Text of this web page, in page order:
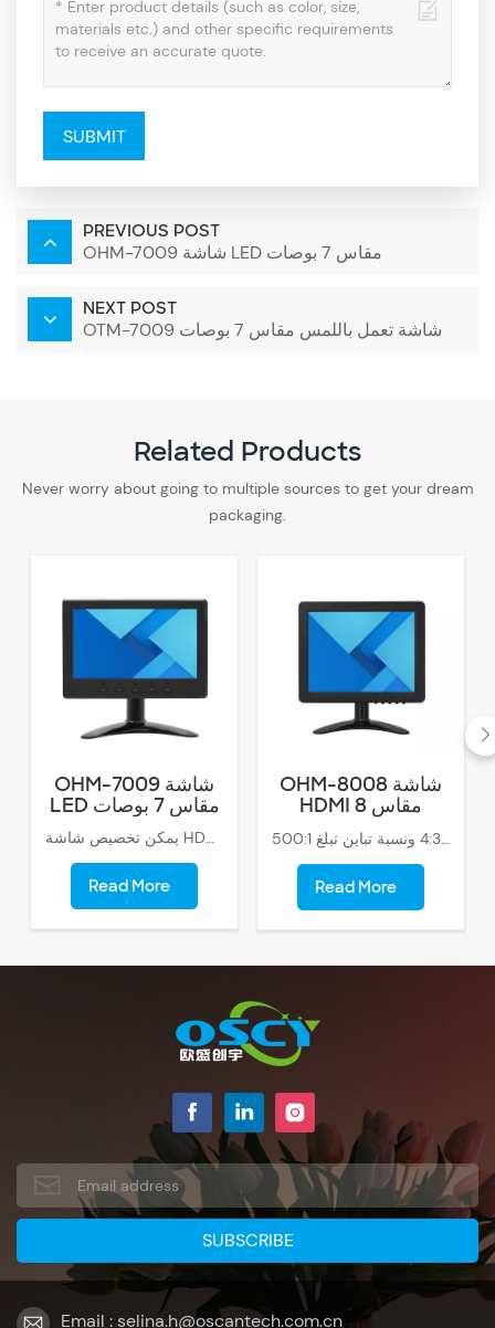
SUBMIT
PREVIOUS POST
OHM-7009 شاشة LED مقاس 7 بوصات
NEXT POST
OTM-7009 شاشة تعمل باللمس مقاس 7 بوصات
Related Products
Never worry about going to multiple sources to get your dream
packaging.
OHM-7009 شاشة
LED مقاس 7 بوصات
يمكن تخصيص شاشة HDMI مقاس 7 بوصة بفتحة بطاقة SD، مما يسمح لك بالوصول بسهولة إلى المحتوى وعرضه مباشرة من بطاقة SD الخاصة بك.
Read More
OHM-8008 شاشة
HDMI مقاس 8
بوصات
Read More
Email : selina.h@oscantech.com.cn